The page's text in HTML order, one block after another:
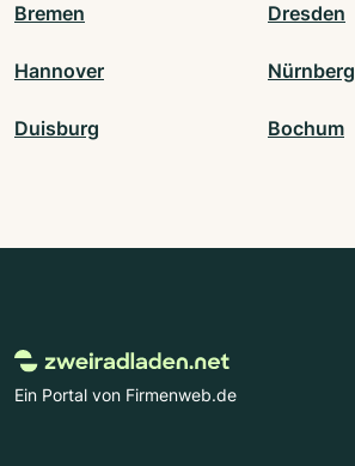
Bremen Dresden
Hannover Nürnberg
Duisburg Bochum
Ein Portal von Firmenweb.de